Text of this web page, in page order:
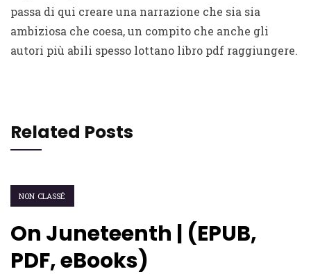
passa di qui creare una narrazione che sia sia
ambiziosa che coesa, un compito che anche gli
autori più abili spesso lottano libro pdf raggiungere.
Related Posts
NON CLASSÉ
On Juneteenth | (EPUB,
PDF, eBooks)